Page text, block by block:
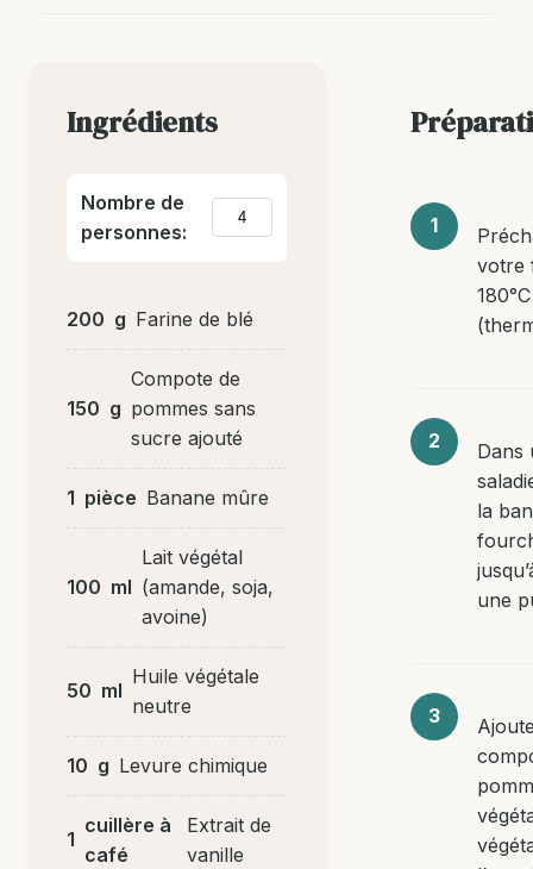
Ingrédients
Nombre de
personnes:
200 g Farine de blé
150 g
Compote de
pommes sans
sucre ajouté
1 pièce Banane mûre
100 ml
Lait végétal
(amande, soja,
avoine)
50 ml
Huile végétale
neutre
10 g Levure chimique
1
cuillère à
café
Extrait de
vanille
votre
180°C
Dans
la
une